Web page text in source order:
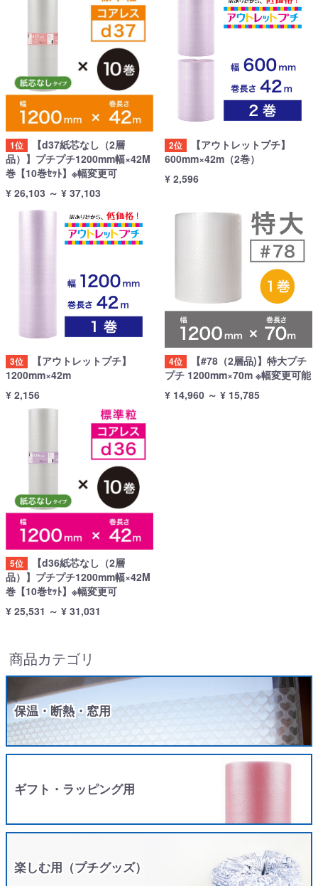
1位
【d37紙芯なし（2層
品）】プチプチ1200mm幅×42M
巻【10巻ｾｯﾄ】※幅変更可
¥ 26,103 ～ ¥ 37,103
2位
【アウトレットプチ】
600mm×42m（2巻）
¥ 2,596
3位
【アウトレットプチ】
1200mm×42m
¥ 2,156
4位
【#78（2層品)】特大プチ
プチ 1200mm×70m ※幅変更可能
¥ 14,960 ～ ¥ 15,785
5位
【d36紙芯なし（2層
品）】プチプチ1200mm幅×42M
巻【10巻ｾｯﾄ】※幅変更可
¥ 25,531 ～ ¥ 31,031
商品カテゴリ
保温・断熱・窓用
ギフト・ラッピング用
楽しむ用（プチグッズ）